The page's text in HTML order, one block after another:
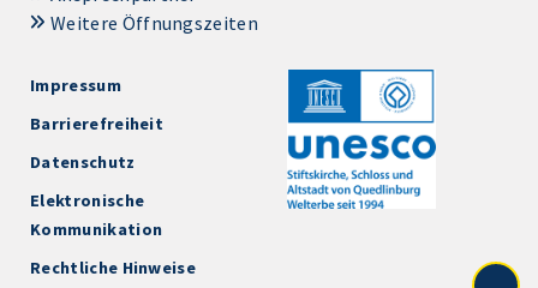
Weitere Öffnungszeiten
Impressum
Barrierefreiheit
Datenschutz
Elektronische
Kommunikation
Rechtliche Hinweise